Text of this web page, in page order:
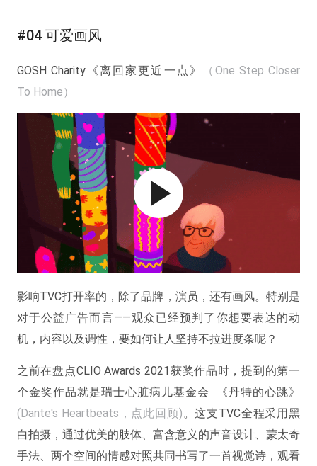
#04 可爱画风
GOSH Charity《离回家更近一点》
（One Step Closer
To Home）
影响TVC打开率的，除了品牌，演员，还有画风。特别是
对于公益广告而言——观众已经预判了你想要表达的动
机，内容以及调性，要如何让人坚持不拉进度条呢？
之前在盘点CLIO Awards 2021获奖作品时，提到的第一
个金奖作品就是瑞士心脏病儿基金会 《丹特的心跳》
(Dante's Heartbeats， 点此回顾)。这支TVC全程采用黑
白拍摄，通过优美的肢体、富含意义的声音设计、蒙太奇
手法、两个空间的情感对照共同书写了一首视觉诗，观看